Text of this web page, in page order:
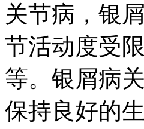
关节病，银
节活动度受
等。银屑病
保持良好的